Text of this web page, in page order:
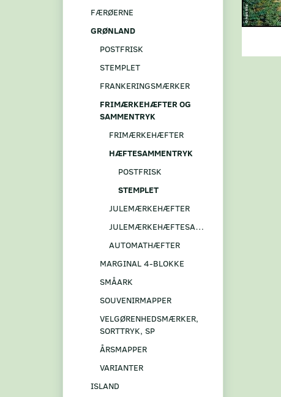
FÆRØERNE
GRØNLAND
POSTFRISK
STEMPLET
FRANKERINGSMÆRKER
FRIMÆRKEHÆFTER OG
SAMMENTRYK
FRIMÆRKEHÆFTER
HÆFTESAMMENTRYK
POSTFRISK
STEMPLET
JULEMÆRKEHÆFTER
JULEMÆRKEHÆFTESAMMENTRYK
AUTOMATHÆFTER
MARGINAL 4-BLOKKE
SMÅARK
SOUVENIRMAPPER
VELGØRENHEDSMÆRKER,
SORTTRYK, SP
ÅRSMAPPER
VARIANTER
ISLAND